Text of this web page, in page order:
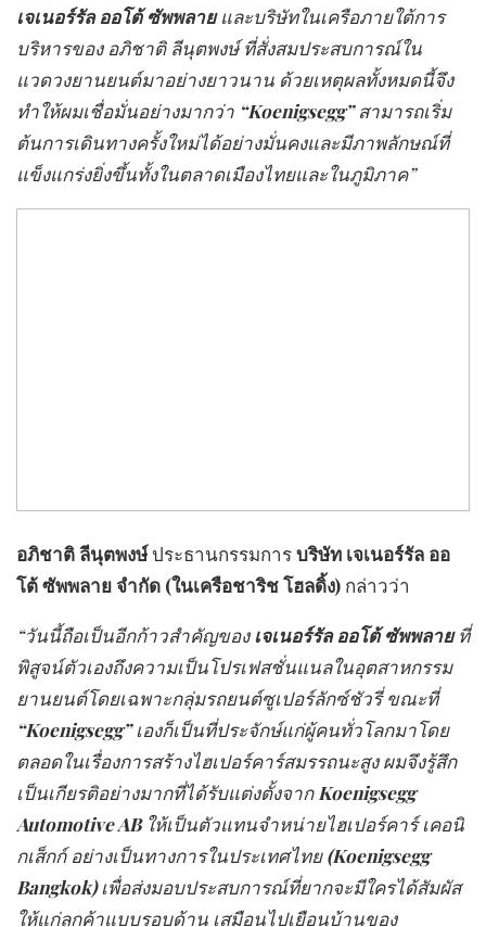
เจเนอร์รัล ออโต้ ซัพพลายและบริษัทในเครือภายใต้การ
บริหารของ อภิชาติ ลีนุตพงษ์ที่สั่งสมประสบการณ์ใน
แวดวงยานยนต์มาอย่างยาวนาน ด้วยเหตุผลทั้งหมดนี้จึง
ทำให้ผมเชื่อมั่นอย่างมากว่า “Koenigsegg”สามารถเริ่ม
ต้นการเดินทางครั้งใหม่ได้อย่างมั่นคงและมีภาพลักษณ์ที่
แข็งแกร่งยิ่งขึ้นทั้งในตลาดเมืองไทยและในภูมิภาค”
อภิชาติ ลีนุตพงษ์ประธานกรรมการบริษัท เจเนอร์รัล ออ
โต้ ซัพพลาย จำกัด (ในเครือชาริช โฮลดิ้ง) กล่าวว่า
“วันนี้ถือเป็นอีกก้าวสำคัญของเจเนอร์รัล ออโต้ ซัพพลายที่
พิสูจน์ตัวเองถึงความเป็นโปรเฟสชั่นแนลในอุตสาหกรรม
ยานยนต์โดยเฉพาะกลุ่มรถยนต์ซูเปอร์ลักซ์ชัวรี่ ขณะที่
“Koenigsegg”เองก็เป็นที่ประจักษ์แก่ผู้คนทั่วโลกมาโดย
ตลอดในเรื่องการสร้างไฮเปอร์คาร์สมรรถนะสูง ผมจึงรู้สึก
เป็นเกียรติอย่างมากที่ได้รับแต่งตั้งจาก Koenigsegg
Automotive AB ให้เป็นตัวแทนจำหน่ายไฮเปอร์คาร์ เคอนิ
กเส็กก์ อย่างเป็นทางการในประเทศไทย(Koenigsegg
Bangkok)เพื่อส่งมอบประสบการณ์ที่ยากจะมีใครได้สัมผัส
ให้แก่ลูกค้าแบบรอบด้าน เสมือนไปเยือนบ้านของ